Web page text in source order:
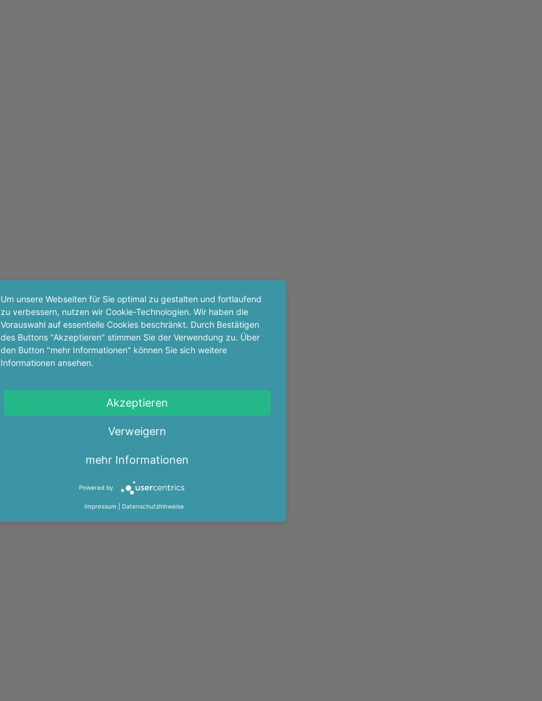
Um unsere Webseiten für Sie optimal zu gestalten und fortlaufend
zu verbessern, nutzen wir Cookie-Technologien. Wir haben die
Vorauswahl auf essentielle Cookies beschränkt. Durch Bestätigen
des Buttons "Akzeptieren" stimmen Sie der Verwendung zu. Über
den Button "mehr Informationen" können Sie sich weitere
Informationen ansehen.
Akzeptieren
Verweigern
mehr Informationen
Powered by
Impressum Datenschutzhinweise